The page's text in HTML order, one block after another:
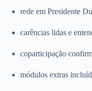
rede em Presidente
carências lidas e
coparticipação
módulos extras